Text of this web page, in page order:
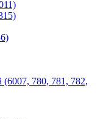
(6007, 780, 781, 782,